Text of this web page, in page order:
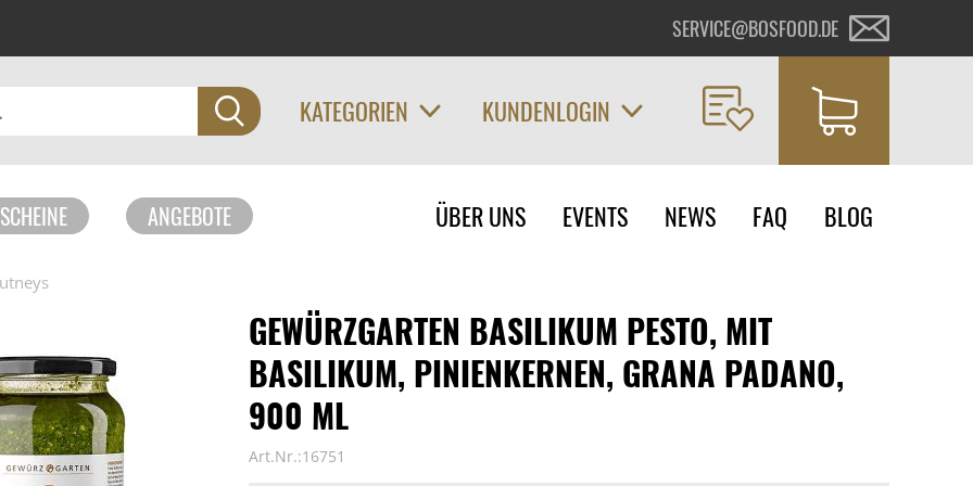
SERVICE@BOSFOOD.DE
KATEGORIEN KUNDENLOGIN
ANGEBOTE
Navigation
überspringen
ÜBER UNS EVENTS NEWS FAQ BLOG
GEWÜRZGARTEN BASILIKUM PESTO, MIT
BASILIKUM, PINIENKERNEN, GRANA PADANO,
900 ML
Art.Nr.:16751